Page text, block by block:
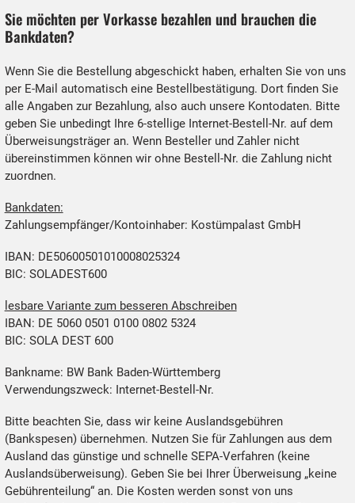
Sie möchten per Vorkasse bezahlen und brauchen die
Bankdaten?
Wenn Sie die Bestellung abgeschickt haben, erhalten Sie von uns
per E-Mail automatisch eine Bestellbestätigung. Dort finden Sie
alle Angaben zur Bezahlung, also auch unsere Kontodaten. Bitte
geben Sie unbedingt Ihre 6-stellige Internet-Bestell-Nr. auf dem
Überweisungsträger an. Wenn Besteller und Zahler nicht
übereinstimmen können wir ohne Bestell-Nr. die Zahlung nicht
zuordnen.
Bankdaten:
Zahlungsempfänger/Kontoinhaber: Kostümpalast GmbH
IBAN: DE50600501010008025324
BIC: SOLADEST600
lesbare Variante zum besseren Abschreiben
IBAN: DE 5060 0501 0100 0802 5324
BIC: SOLA DEST 600
Bankname: BW Bank Baden-Württemberg
Verwendungszweck: Internet-Bestell-Nr.
Bitte beachten Sie, dass wir keine Auslandsgebühren
(Bankspesen) übernehmen. Nutzen Sie für Zahlungen aus dem
Ausland das günstige und schnelle SEPA-Verfahren (keine
Auslandsüberweisung). Geben Sie bei Ihrer Überweisung „keine
Gebührenteilung“ an. Die Kosten werden sonst von uns